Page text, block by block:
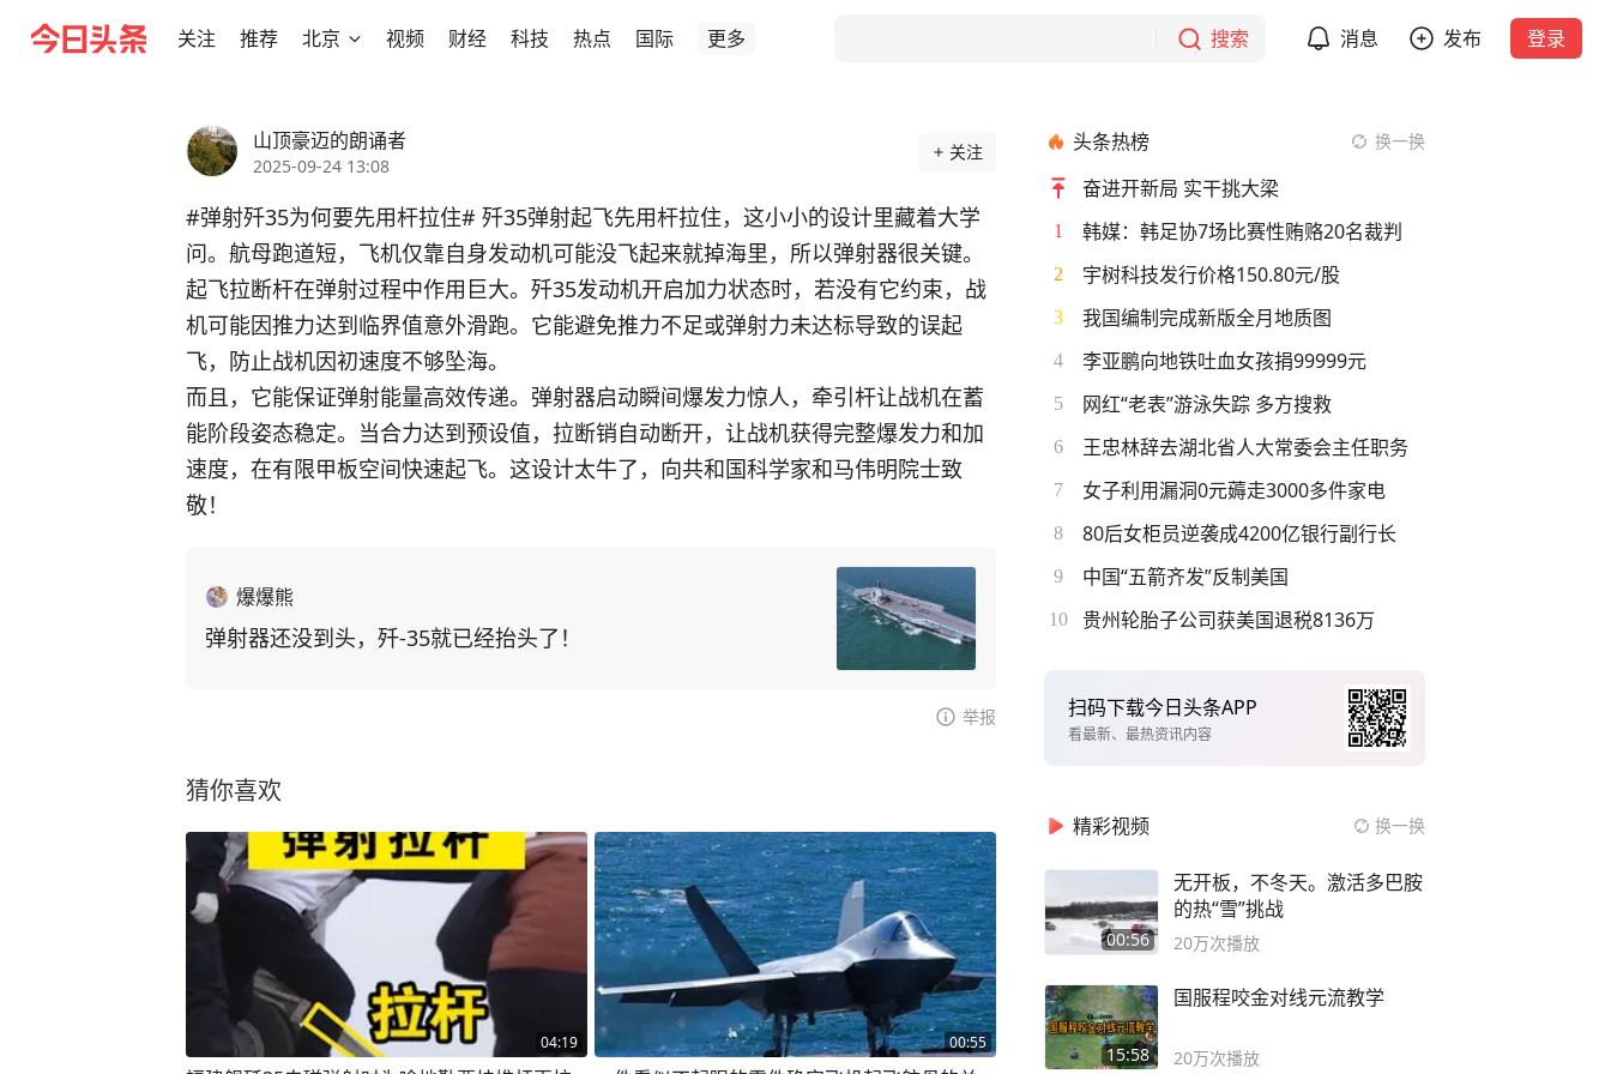
关注 推荐 北京 视频 财经 科技 热点 国际 更多 搜索 消息 发布 登录
山顶豪迈的朗诵者
2025-09-24 13:08
关注
#弹射歼35为何要先用杆拉住# 歼35弹射起飞先用杆拉住，这小小的设计里藏着大学
问。航母跑道短，飞机仅靠自身发动机可能没飞起来就掉海里，所以弹射器很关键。
起飞拉断杆在弹射过程中作用巨大。歼35发动机开启加力状态时，若没有它约束，战
机可能因推力达到临界值意外滑跑。它能避免推力不足或弹射力未达标导致的误起
飞，防止战机因初速度不够坠海。
而且，它能保证弹射能量高效传递。弹射器启动瞬间爆发力惊人，牵引杆让战机在蓄
能阶段姿态稳定。当合力达到预设值，拉断销自动断开，让战机获得完整爆发力和加
速度，在有限甲板空间快速起飞。这设计太牛了，向共和国科学家和马伟明院士致
敬！
爆爆熊
弹射器还没到头，歼-35就已经抬头了！
举报
猜你喜欢
04:19 00:55
头条热榜 换一换
奋进开新局 实干挑大梁
1 韩媒：韩足协7场比赛性贿赂20名裁判
2 宇树科技发行价格150.80元/股
3 我国编制完成新版全月地质图
4 李亚鹏向地铁吐血女孩捐99999元
5 网红“老表”游泳失踪 多方搜救
6 王忠林辞去湖北省人大常委会主任职务
7 女子利用漏洞0元薅走3000多件家电
8 80后女柜员逆袭成4200亿银行副行长
9 中国“五箭齐发”反制美国
10 贵州轮胎子公司获美国退税8136万
扫码下载今日头条APP
看最新、最热资讯内容
精彩视频 换一换
00:56
无开板，不冬天。激活多巴胺
的热“雪”挑战
20万次播放
15:58
国服程咬金对线元流教学
20万次播放